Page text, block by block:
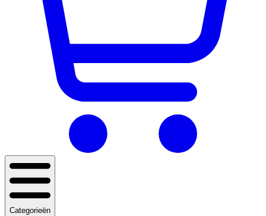
Categorieën